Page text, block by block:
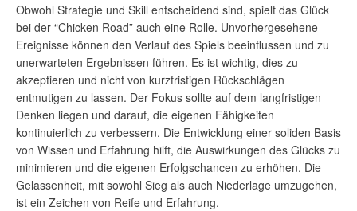
Obwohl Strategie und Skill entscheidend sind, spielt das Glück
bei der “Chicken Road” auch eine Rolle. Unvorhergesehene
Ereignisse können den Verlauf des Spiels beeinflussen und zu
unerwarteten Ergebnissen führen. Es ist wichtig, dies zu
akzeptieren und nicht von kurzfristigen Rückschlägen
entmutigen zu lassen. Der Fokus sollte auf dem langfristigen
Denken liegen und darauf, die eigenen Fähigkeiten
kontinuierlich zu verbessern. Die Entwicklung einer soliden Basis
von Wissen und Erfahrung hilft, die Auswirkungen des Glücks zu
minimieren und die eigenen Erfolgschancen zu erhöhen. Die
Gelassenheit, mit sowohl Sieg als auch Niederlage umzugehen,
ist ein Zeichen von Reife und Erfahrung.